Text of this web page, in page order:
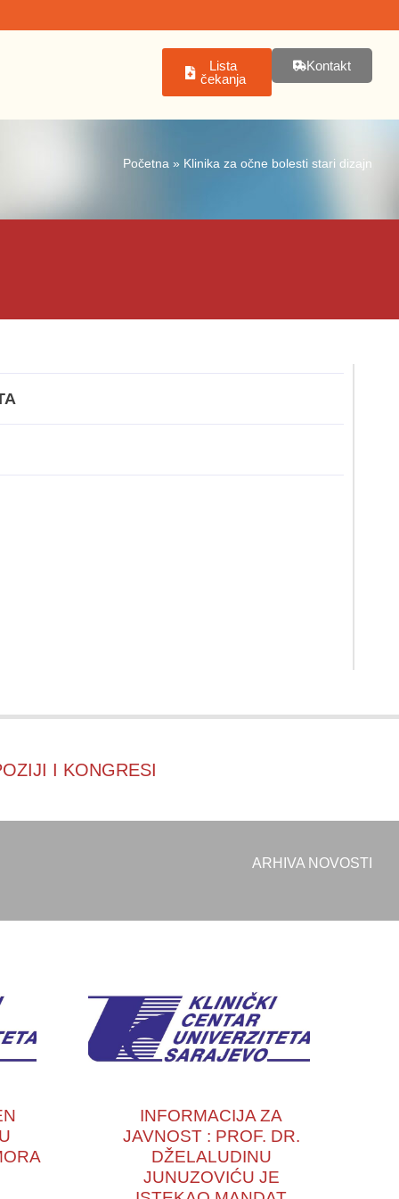
Lista
čekanja
Kontakt
Početna » Klinika za očne bolesti stari dizajn
I KONGRESI
ARHIVA NOVOSTI
INFORMACIJA ZA
JAVNOST : PROF. DR.
DŽELALUDINU
JUNUZOVIĆU JE